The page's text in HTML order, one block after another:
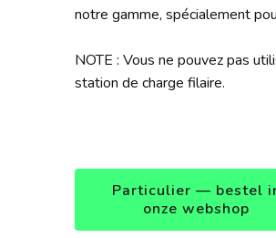
notre gamme, spécialement
NOTE : Vous ne pouvez pas
station de charge filaire.
Particulier — bestel
onze webshop